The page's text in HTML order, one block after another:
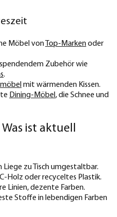
Möbel von Top-Markenoder
Zubehör wie
.
mit wärmenden Kissen.
Dining-Möbel , die Schnee und
ist aktuell
zu Tisch umgestaltbar.
Holz oder recyceltes Plastik.
Linien, dezente Farben.
Stoffe in lebendigen Farben